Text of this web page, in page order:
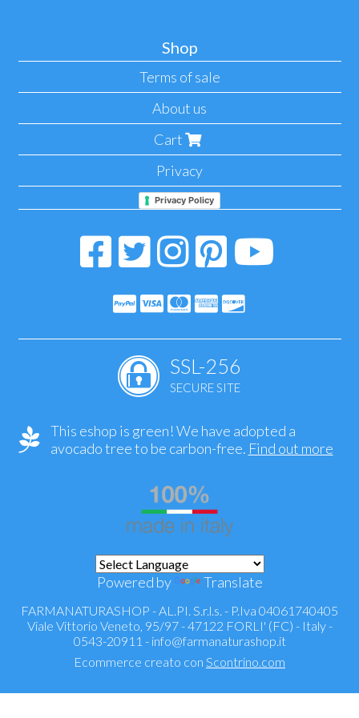
Shop
Terms of sale
About us
Cart
Privacy
Privacy Policy
SSL-256
SECURE SITE
This eshop is green! We have adopted a
avocado tree to be carbon-free. Find out more
Powered by Translate
FARMANATURASHOP - AL.PI. S.r.l.s. - P.Iva 04061740405
Viale Vittorio Veneto, 95/97 - 47122 FORLI' (FC) - Italy -
0543-20911 - info@farmanaturashop.it
Ecommerce creato con Scontrino.com